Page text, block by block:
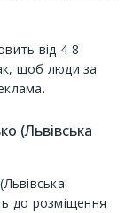
від 4-8
щоб люди за
(Львівська
до розміщення